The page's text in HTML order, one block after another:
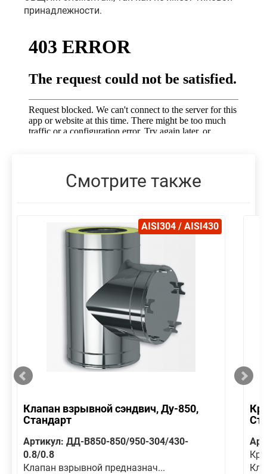
принадлежности.
Смотрите также
AISI304 / AISI430
Клапан взрывной сэндвич, Ду-850,
Стандарт
Артикул: ДД-В850-850/950-304/430-
0.8/0.8
Клапан взрывной предназнач...